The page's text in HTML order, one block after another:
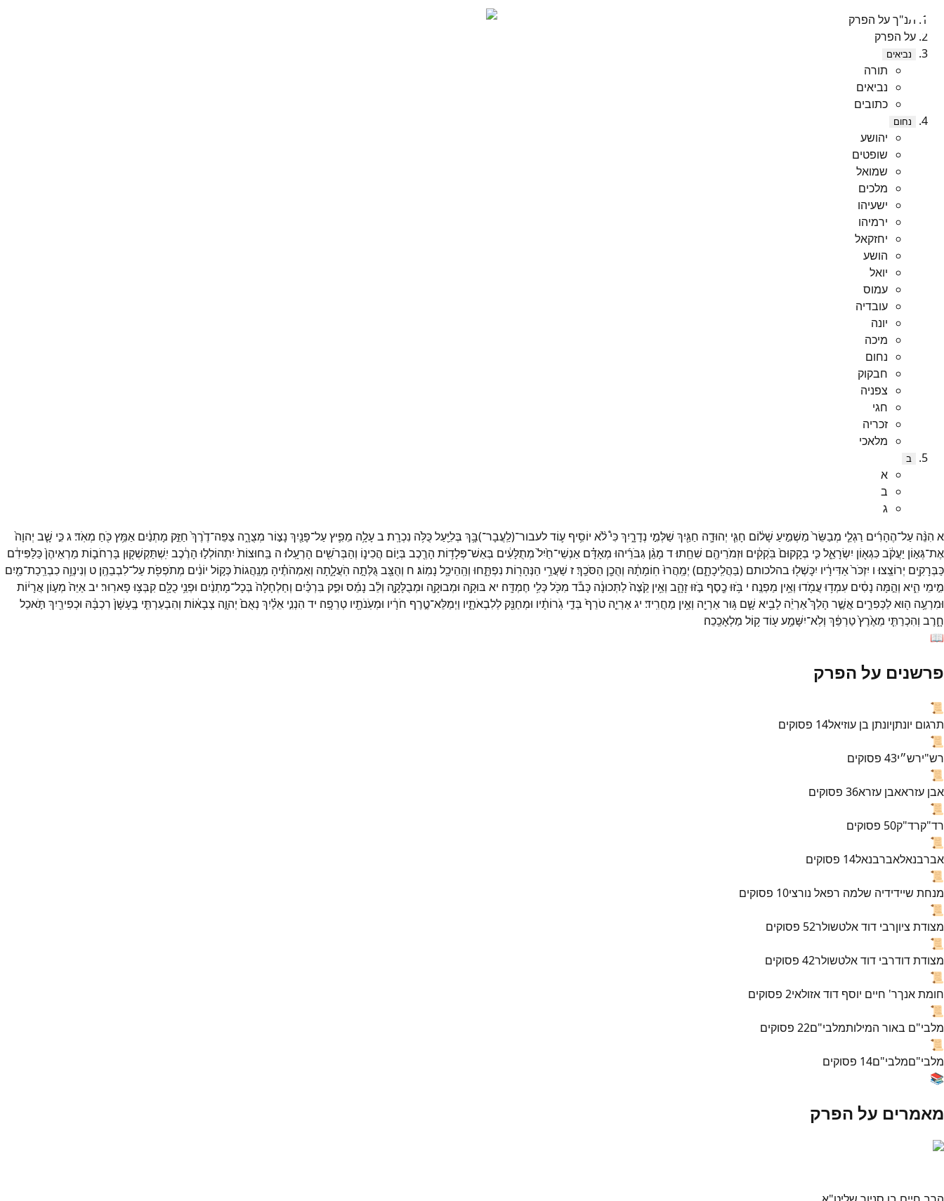
תנ"ך על הפרק
על הפרק
נביאים
תורה
נביאים
כתובים
נחום
יהושע
שופטים
שמואל
מלכים
ישעיהו
ירמיהו
יחזקאל
הושע
יואל
עמוס
עובדיה
יונה
מיכה
נחום
חבקוק
צפניה
חגי
זכריה
מלאכי
ב
א
ב
ג
א הִנֵּ֨ה עַל־הֶהָרִ֜ים רַגְלֵ֤י מְבַשֵּׂר֙ מַשְׁמִ֣יעַ שָׁל֔וֹם חָגִּ֧י יְהוּדָ֛ה חַגַּ֖יִךְ שַׁלְּמִ֣י נְדָרָ֑יִךְכִּי֩לֹ֨א יוֹסִ֥יף ע֛וֹדלעבור־(לַֽעֲבָר־)בָּ֥ךְ בְּלִיַּ֖עַלכֻּלֹּ֥ה נִכְרָֽת׃ בעָלָ֥ה מֵפִ֛יץעַל־פָּנַ֖יִךְ נָצ֣וֹר מְצֻרָ֑ה צַפֵּה־דֶ֙רֶךְ֙ חַזֵּ֣ק מָתְנַ֔יִם אַמֵּ֥ץכֹּ֖חַ מְאֹֽד׃גכִּ֣י שָׁ֤ב יְהוָה֙
אֶת־גְּא֣וֹן יַעֲקֹ֔בכִּגְא֖וֹן יִשְׂרָאֵ֑לכִּ֤י בְקָקוּם֙ בֹּֽקְקִ֔ים וּזְמֹרֵיהֶ֖ם שִׁחֵֽתוּ׃ד מָגֵ֨ן גִּבֹּרֵ֜יהוּ מְאָדָּ֗ם אַנְשֵׁי־חַ֙יִל֙ מְתֻלָּעִ֔ים בְּאֵשׁ־פְּלָד֥וֹת הָרֶ֖כֶב בְּי֣וֹם הֲכִינ֑וֹ וְהַבְּרֹשִׁ֖ים הָרְעָֽלוּ׃ ה בַּֽחוּצוֹת֙ יִתְהוֹלְל֣וּ הָרֶ֔כֶב יִֽשְׁתַּקְשְׁק֖וּן בָּרְחֹב֑וֹת מַרְאֵיהֶן֙כַּלַּפִּידִ֔ם
כַּבְּרָקִ֖ים יְרוֹצֵֽצוּ׃ ו יִזְכֹּר֙אַדִּירָ֔יו יִכָּשְׁל֖וּ בהלכותם (בַּהֲלִֽיכָתָ֑ם) יְמַֽהֲרוּ֙ חֽוֹמָתָ֔הּ וְהֻכַ֖ן הַסֹּכֵֽךְ׃ז שַׁעֲרֵ֥י הַנְּהָר֖וֹת נִפְתָּ֑חוּ וְהַֽהֵיכָ֖ל נָמֽוֹג׃ ח וְהֻצַּ֖בגֻּלְּתָ֣ה הֹֽעֲלָ֑תָה וְאַמְהֹתֶ֗יהָ מְנַֽהֲגוֹת֙כְּק֣וֹל יוֹנִ֔ים מְתֹפְפֹ֖תעַל־לִבְבֵהֶֽן׃ ט וְנִינְוֵ֥ה כִבְרֵֽכַת־מַ֖יִם
מִ֣ימֵי הִ֑יא וְהֵ֣מָּה נָסִ֔ים עִמְד֥וּעֲמֹ֖דוּ וְאֵ֥ין מַפְנֶֽה׃ י בֹּ֥זּוּכֶ֖סֶף בֹּ֣זּוּזָהָ֑ב וְאֵ֥ין קֵ֙צֶה֙לַתְּכוּנָ֔ה כָּבֹ֕ד מִכֹּ֖לכְּלִ֥י חֶמְדָּֽה׃ יא בּוּקָ֥ה וּמְבוּקָ֖ה וּמְבֻלָּקָ֑ה וְלֵ֨ב נָמֵ֜ס וּפִ֣ק בִּרְכַּ֗יִם וְחַלְחָלָה֙ בְּכָל־מָתְנַ֔יִם וּפְנֵ֥י כֻלָּ֖ם קִבְּצ֥וּ פָארֽוּר׃ יבאַיֵּה֙ מְע֣וֹן אֲרָי֔וֹת
וּמִרְעֶ֥ה ה֖וּאלַכְּפִרִ֑ים אֲשֶׁ֣ר הָלַךְ֩אַרְיֵ֨ה לָבִ֥יא שָׁ֛ם גּ֥וּראַרְיֵ֖ה וְאֵ֥ין מַחֲרִֽיד׃ יגאַרְיֵ֤ה טֹרֵף֙ בְּדֵ֣י גֹֽרוֹתָ֔יו וּמְחַנֵּ֖ק לְלִבְאֹתָ֑יו וַיְמַלֵּא־טֶ֣רֶף חֹרָ֔יו וּמְעֹֽנֹתָ֖יו טְרֵפָֽה׃ יד הִנְנִ֣י אֵלַ֗יִךְ נְאֻם֙ יְהוָ֣ה צְבָא֔וֹת וְהִבְעַרְתִּ֤י בֶֽעָשָׁן֙ רִכְבָּ֔הּ וּכְפִירַ֖יִךְ תֹּ֣אכַל
חָ֑רֶב וְהִכְרַתִּ֤י מֵאֶ֙רֶץ֙טַרְפֵּ֔ךְ וְלֹֽא־יִשָּׁמַ֥עע֖וֹדק֥וֹל מַלְאָכֵֽכֵה׃
📖
פרשנים על הפרק
📜
תרגום יונתןיונתן בן עוזיאל14 פסוקים
📜
רש"ירש״י43 פסוקים
📜
אבן עזראאבן עזרא36 פסוקים
📜
רד"קרד"ק50 פסוקים
📜
אברבנאלאברבנאל14 פסוקים
📜
מנחת שיידידיה שלמה רפאל נורצי10 פסוקים
📜
מצודת ציוןרבי דוד אלטשולר52 פסוקים
📜
מצודת דודרבי דוד אלטשולר42 פסוקים
📜
חומת אנךר' חיים יוסף דוד אזולאי2 פסוקים
📜
מלבי"ם באור המילותמלבי"ם22 פסוקים
📜
מלבי"םמלבי"ם14 פסוקים
📚
מאמרים על הפרק